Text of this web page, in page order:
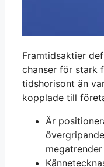
Framtidsaktier
chanser för stark
tidshorisont än
kopplade till
Är
megatrender